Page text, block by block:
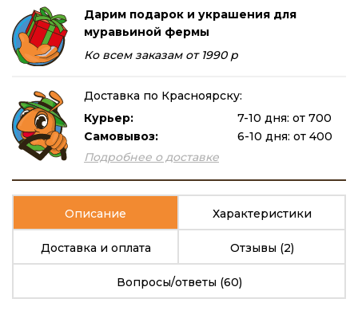
Дарим подарок и украшения для
муравьиной фермы
Ко всем заказам от 1990 р
Доставка по Красноярску:
Курьер:
7-10 дня: от 700
Самовывоз:
6-10 дня: от 400
Подробнее о доставке
Описание Характеристики
Доставка и оплата Отзывы (2)
Вопросы/ответы (60)